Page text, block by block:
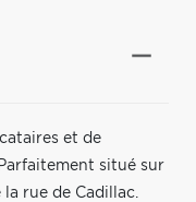
et de
situé sur
rue de Cadillac.